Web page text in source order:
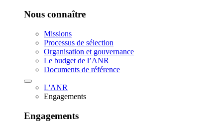
Nous connaître
Missions
Processus de sélection
Organisation et gouvernance
Le budget de l’ANR
Documents de référence
L'ANR
Engagements
Engagements